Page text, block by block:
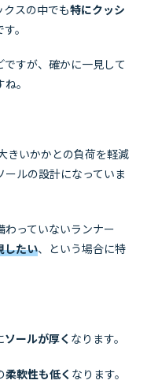
クスの中でも特にクッシ
。
すが、確かに一見して
。
きいかかとの負荷を軽減
ルの設計になっていま
っていないランナー
したい、という場合に特
ソールが厚く なります。
柔軟性も低く なります。